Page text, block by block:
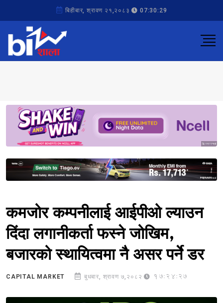
बिहीबार, श्रावण २१,२०८३ 07:30:29
Sponsored
Sponsored
कमजोर कम्पनीलाई आईपीओ ल्याउन
दिंदा लगानीकर्ता फस्ने जोखिम,
बजारको स्थायित्वमा नै असर पर्ने डर
CAPITAL MARKET बुधबार, श्रावण ७,२०८२ 17:24:27